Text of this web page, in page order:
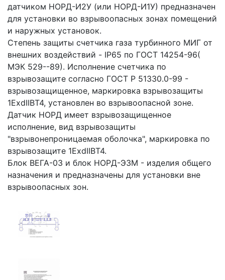
датчиком НОРД-И2У (или НОРД-И1У) предназначен
для установки во взрывоопасных зонах помещений
и наружных установок.
Степень защиты счетчика газа турбинного МИГ от
внешних воздействий - IP65 по ГОСТ 14254-96(
МЭК 529--89). Исполнение счетчика по
взрывозащите согласно ГОСТ Р 51330.0-99 -
взрывозащищенное, маркировка взрывозащиты
1ЕxdIIBT4, установлен во взрывоопасной зоне.
Датчик НОРД имеет взрывозащищенное
исполнение, вид взрывозащиты
"взрывонепроницаемая оболочка", маркировка по
взрывозащите 1ЕхdIIВТ4.
Блок ВЕГА-03 и блок НОРД-Э3М - изделия общего
назначения и предназначены для установки вне
взрывоопасных зон.